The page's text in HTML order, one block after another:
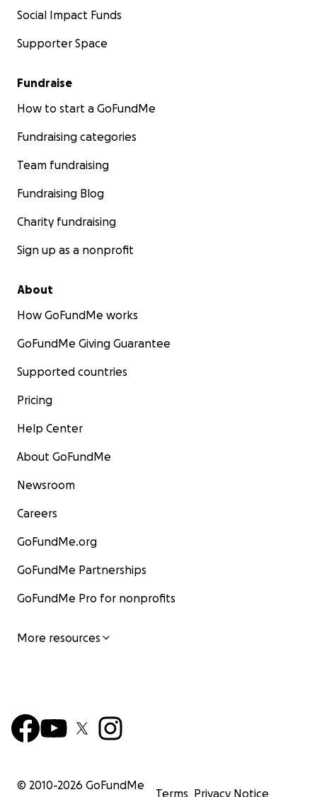
Social Impact Funds
Supporter Space
Fundraise
How to start a GoFundMe
Fundraising categories
Team fundraising
Fundraising Blog
Charity fundraising
Sign up as a nonprofit
About
How GoFundMe works
GoFundMe Giving Guarantee
Supported countries
Pricing
Help Center
About GoFundMe
Newsroom
Careers
GoFundMe.org
GoFundMe Partnerships
GoFundMe Pro for nonprofits
More resources
© 2010-2026 GoFundMe
Terms Privacy Notice